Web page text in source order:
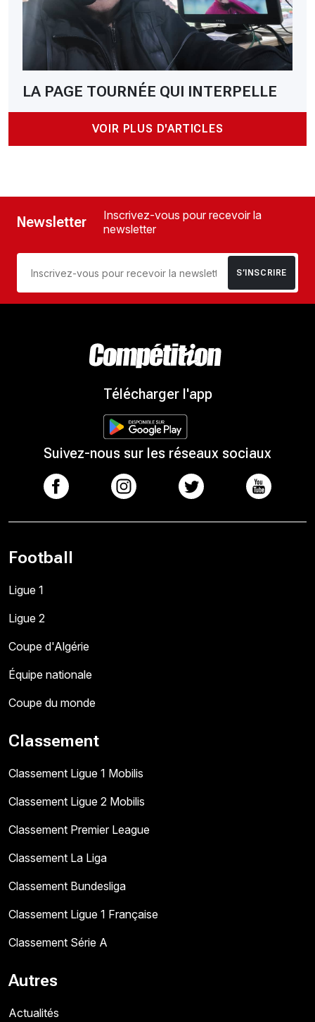
LA PAGE TOURNÉE QUI INTERPELLE
VOIR PLUS D'ARTICLES
Newsletter
Inscrivez-vous pour recevoir la
newsletter
S’INSCRIRE
Télécharger l'app
Suivez-nous sur les réseaux sociaux
Football
Ligue 1
Ligue 2
Coupe d'Algérie
Équipe nationale
Coupe du monde
Classement
Classement Ligue 1 Mobilis
Classement Ligue 2 Mobilis
Classement Premier League
Classement La Liga
Classement Bundesliga
Classement Ligue 1 Française
Classement Série A
Autres
Actualités